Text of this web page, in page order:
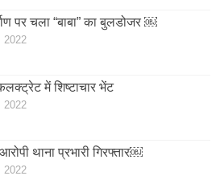
पर चला “बाबा” का बुलडोजर ￼
2022
में शिष्टाचार भेंट
2022
थाना प्रभारी गिरफ्तार￼
2022